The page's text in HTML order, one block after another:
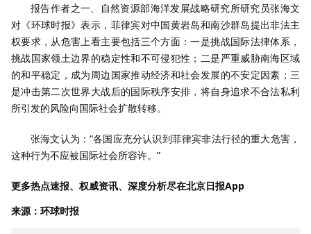
报告作者之一、自然资源部海洋发展战略研究所研究员张海文
对《环球时报》表示，菲律宾对中国黄岩岛和南沙群岛提出非法主
权要求，从危害上看主要包括三个方面：一是挑战国际法律体系，
挑战国家领土边界的稳定性和不可侵犯性；二是严重威胁南海区域
的和平稳定，成为周边国家推动经济和社会发展的不安定因素；三
是冲击第二次世界大战后的国际秩序安排，将自身追求不合法私利
所引发的风险向国际社会扩散转移。
张海文认为：“各国应充分认识到菲律宾非法行径的重大危害，
这种行为不应被国际社会所容许。”
更多热点速报、权威资讯、深度分析尽在北京日报App
来源：环球时报